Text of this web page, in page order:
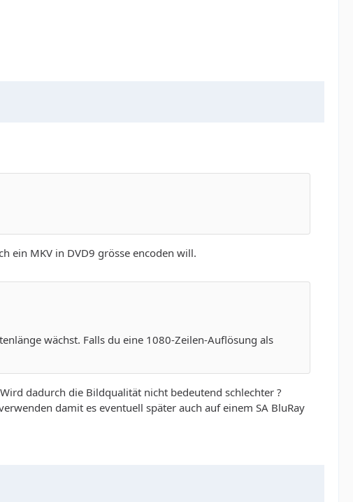
ein MKV in DVD9 grösse encoden will.
wächst. Falls du eine 1080-Zeilen-Auflösung als
dadurch die Bildqualität nicht bedeutend schlechter ?
damit es eventuell später auch auf einem SA BluRay